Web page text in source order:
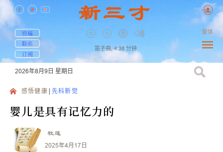
投稿
联系
订阅
笛子曲, 4:38 分钟
繁体
2026年8月9日 星期日
感悟健康 先科新觉
婴儿是具有记忆力的
牧莲
2025年4月17日